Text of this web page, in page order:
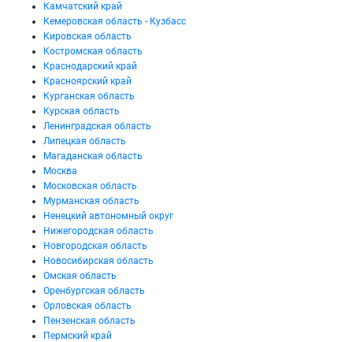
Камчатский край
Кемеровская область - Кузбасс
Кировская область
Костромская область
Краснодарский край
Красноярский край
Курганская область
Курская область
Ленинградская область
Липецкая область
Магаданская область
Москва
Московская область
Мурманская область
Ненецкий автономный округ
Нижегородская область
Новгородская область
Новосибирская область
Омская область
Оренбургская область
Орловская область
Пензенская область
Пермский край